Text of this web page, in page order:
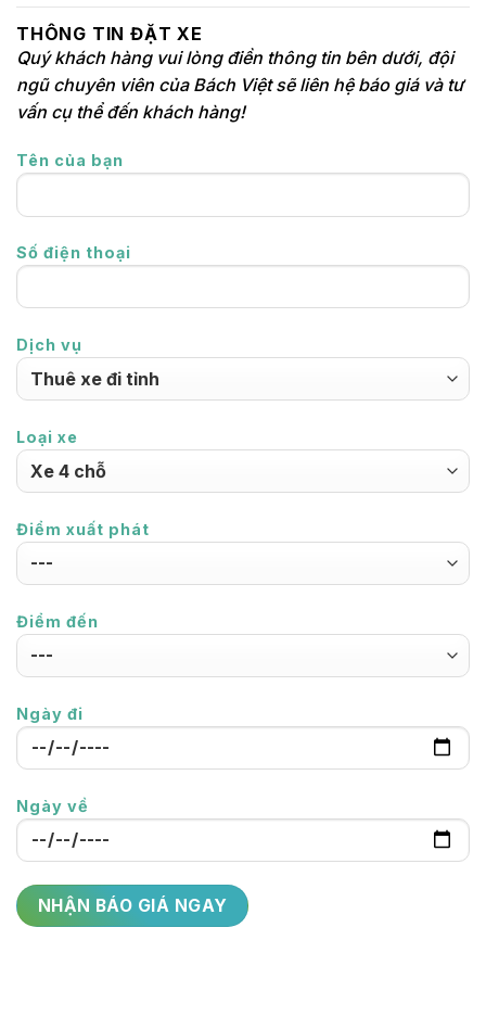
THÔNG TIN ĐẶT XE
Quý khách hàng vui lòng điền thông tin bên dưới, đội
ngũ chuyên viên của Bách Việt sẽ liên hệ báo giá và tư
vấn cụ thể đến khách hàng!
Tên của bạn
Số điện thoại
Dịch vụ
Loại xe
Điểm xuất phát
Điểm đến
Ngày đi
Ngày về